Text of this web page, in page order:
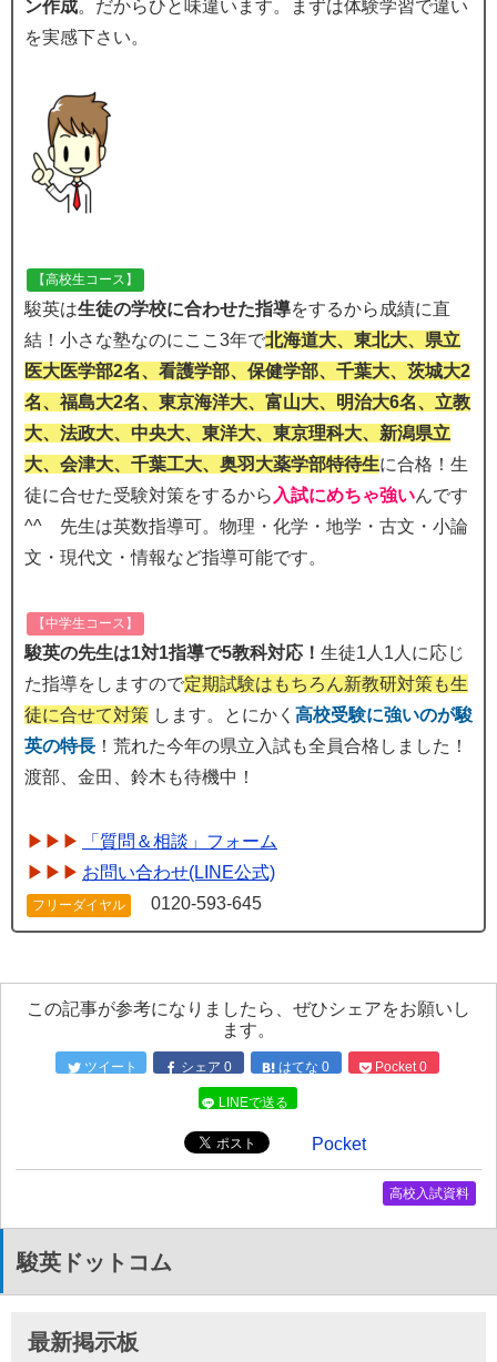
ン作成。だからひと味違います。まずは体験学習で違い
を実感下さい。
【高校生コース】
駿英は生徒の学校に合わせた指導をするから成績に直
結！小さな塾なのにここ3年で北海道大、東北大、県立
医大医学部2名、看護学部、保健学部、千葉大、茨城大2
名、福島大2名、東京海洋大、富山大、明治大6名、立教
大、法政大、中央大、東洋大、東京理科大、新潟県立
大、会津大、千葉工大、奥羽大薬学部特待生に合格！生
徒に合せた受験対策をするから 入試にめちゃ強いんです
^^ 先生は英数指導可。物理・化学・地学・古文・小論
文・現代文・情報など指導可能です。
【中学生コース】
駿英の先生は1対1指導で5教科対応！ 生徒1人1人に応じ
た指導をしますので定期試験はもちろん新教研対策も生
徒に合せて対策 します。とにかく 高校受験に強いのが駿
英の特長 ！荒れた今年の県立入試も全員合格しました！
渡部、金田、鈴木も待機中！
「質問＆相談」フォーム
お問い合わせ(LINE公式)
フリーダイヤル 0120-593-645
この記事が参考になりましたら、ぜひシェアをお願いし
ます。
ツイート シェア 0 はてな 0 Pocket 0
LINEで送る
Pocket
高校入試資料
駿英ドットコム
最新掲示板